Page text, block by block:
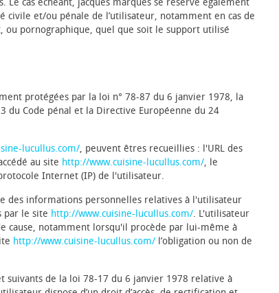
cas échéant, jacques marques se réserve également
civile et/ou pénale de l’utilisateur, notamment en cas de
ou pornographique, quel que soit le support utilisé
protégées par la loi n° 78-87 du 6 janvier 1978, la
du Code pénal et la Directive Européenne du 24
lucullus.com/, peuvent êtres recueillies : l'URL des
au site http://www.cuisine-lucullus.com/, le
Internet (IP) de l'utilisateur.
des informations personnelles relatives à l'utilisateur
par le site http://www.cuisine-lucullus.com/. L'utilisateur
cause, notamment lorsqu'il procède par lui-même à
http://www.cuisine-lucullus.com/ l’obligation ou non de
suivants de la loi 78-17 du 6 janvier 1978 relative à